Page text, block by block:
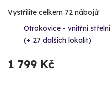
Vystřílíte celkem 72 nábojů!
Otrokovice - vnitřní
(+ 27 dalších lokalit)
1 799 Kč